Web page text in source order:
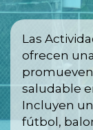
Las
ofrecen
saludable
Incluyen
fútbol,